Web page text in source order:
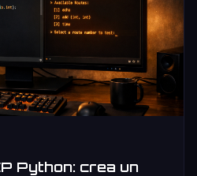
Python: crea un